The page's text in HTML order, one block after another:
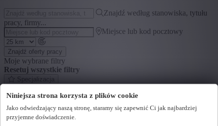
Niniejsza strona korzysta z plików cookie
Jako odwiedzający naszą stronę, staramy się zapewnić Ci jak najbardziej
przyjemne doświadczenie.
Znajdź według stanowiska, tytułu
pracy, firmy...
Miejsce lub kod pocztowy
Znajdź oferty pracy
Moje wybrane filtry
Resetuj wszystkie filtry
Specjalizacja
+ Pokaż więcej
- Pokaż mniej
Segment